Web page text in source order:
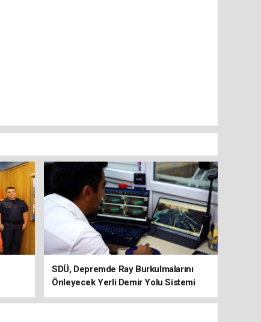
SDÜ, Depremde Ray Burkulmalarını
Önleyecek Yerli Demir Yolu Sistemi
Geliştiriyor